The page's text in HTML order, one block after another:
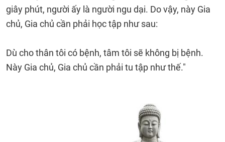
giây phút, người ấy là người ngu dại. Do vậy, này Gia
chủ, Gia chủ cần phải học tập như sau:
Dù cho thân tôi có bệnh, tâm tôi sẽ không bị bệnh.
Này Gia chủ, Gia chủ cần phải tu tập như thế."